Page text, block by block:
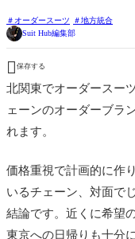
オーダースーツ
地方統合
Suit Hub編集部
 保存する
北関東でオーダースー
ェーンのオーダーブラ
れます。
価格重視で計画的に作
いるチェーン、対面で
結論です。近くに希望
東京への日帰りも十分